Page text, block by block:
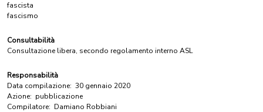
fascista
fascismo
Consultabilità
Consultazione libera, secondo regolamento interno ASL
Responsabilità
Data compilazione: 30 gennaio 2020
Azione: pubblicazione
Compilatore: Damiano Robbiani